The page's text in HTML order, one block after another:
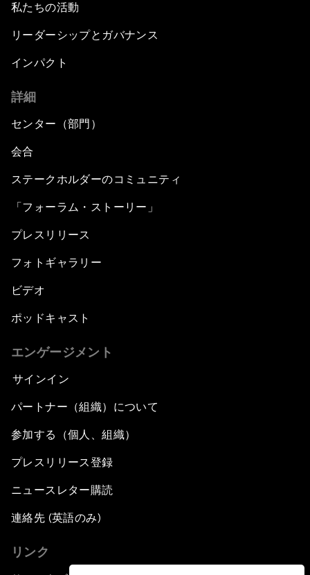
私たちの活動
リーダーシップとガバナンス
インパクト
詳細
センター（部門）
会合
ステークホルダーのコミュニティ
「フォーラム・ストーリー」
プレスリリース
フォトギャラリー
ビデオ
ポッドキャスト
エンゲージメント
サインイン
パートナー（組織）について
参加する（個人、組織）
プレスリリース登録
ニュースレター購読
連絡先 (英語のみ)
リンク